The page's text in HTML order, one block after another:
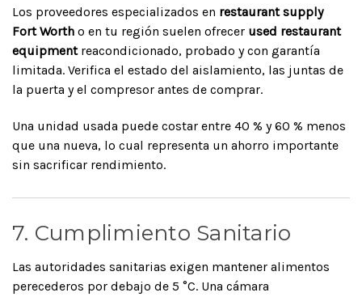
Los proveedores especializados en restaurant supply
Fort Worth o en tu región suelen ofrecer used restaurant
equipmentreacondicionado, probado y con garantía
limitada. Verifica el estado del aislamiento, las juntas de
la puerta y el compresor antes de comprar.
Una unidad usada puede costar entre 40 % y 60 % menos
que una nueva, lo cual representa un ahorro importante
sin sacrificar rendimiento.
7. Cumplimiento Sanitario
Las autoridades sanitarias exigen mantener alimentos
perecederos por debajo de 5 °C. Una cámara